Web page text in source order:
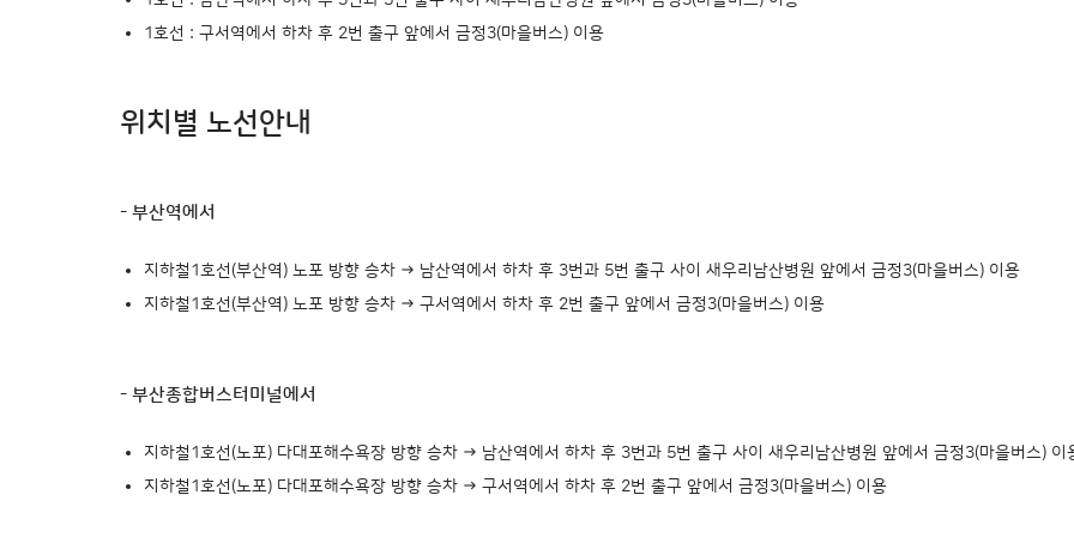
1호선 : 구서역에서 하차 후 2번 출구 앞에서 금정3(마을버스) 이용
위치별 노선안내
- 부산역에서
지하철1호선(부산역) 노포 방향 승차 → 남산역에서 하차 후 3번과 5번 출구 사이 새우리남산병원 앞에서 금정3(마을버스) 이용
지하철1호선(부산역) 노포 방향 승차 → 구서역에서 하차 후 2번 출구 앞에서 금정3(마을버스) 이용
- 부산종합버스터미널에서
지하철1호선(노포) 다대포해수욕장 방향 승차 → 남산역에서 하차 후 3번과 5번 출구 사이 새우리남산병원 앞에서 금정3(마을버스) 이
지하철1호선(노포) 다대포해수욕장 방향 승차 → 구서역에서 하차 후 2번 출구 앞에서 금정3(마을버스) 이용